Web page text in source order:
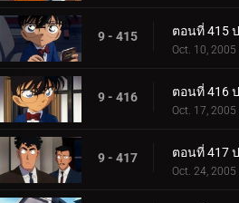
9 - 415
Oct. 10, 2005
9 - 416
Oct. 17, 2005
9 - 417
Oct. 24, 2005